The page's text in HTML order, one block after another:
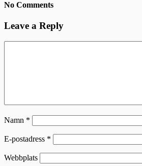
No Comments
Leave a Reply
Namn *
E-postadress *
Webbplats